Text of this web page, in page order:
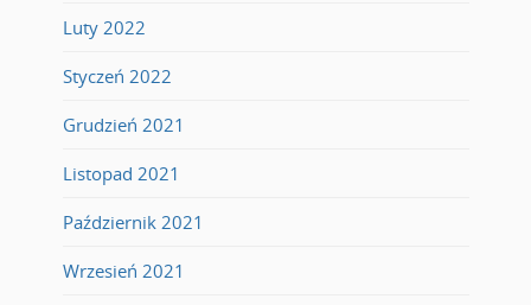
Luty 2022
Styczeń 2022
Grudzień 2021
Listopad 2021
Październik 2021
Wrzesień 2021